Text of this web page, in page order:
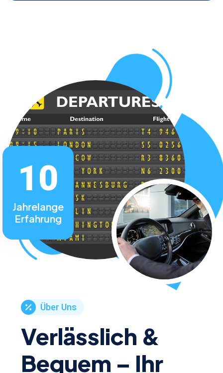
10
Jahrelange
Erfahrung
Über Uns
Verlässlich &
Bequem – Ihr